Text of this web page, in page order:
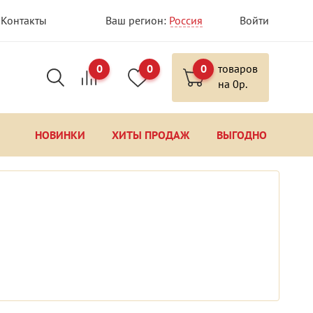
Контакты Ваш регион: Россия Войти
0 0 0
товаров
на 0р.
НОВИНКИ ХИТЫ ПРОДАЖ ВЫГОДНО